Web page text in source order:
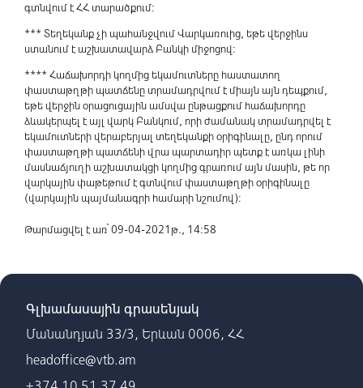
գտնվում է ՀՀ տարածքում:
*** Տեղեկանք չի պահանջվում Վարկառուից, եթե վերջինս
ստանում է աշխատավարձ Բանկի միջոցով:
**** Հաճախորդի կողմից եկամուտները հաստատող
փաստաթղթի պատճենը տրամադրվում է միայն այն դեպքում,
եթե վերջին օրացուցային ամսվա ընթացքում հաճախորդը
ձևակերպել է այլ վարկ Բանկում, որի ժամանակ տրամադրվել է
եկամուտների վերաբերյալ տեղեկանքի օրիգինալը, ընդ որում
փաստաթղթի պատճենի վրա պարտադիր պետք է առկա լինի
մասնաճյուղի աշխատակցի կողմից գրառում այն մասին, թե որ
վարկային փաթեթում է գտնվում փաստաթղթի օրիգինալը
(վարկային պայմանագրի համարի նշումով):
Թարմացվել է առ՝ 09-04-2021թ., 14:58
Գլխամասային գրասենյակ
Մանանդյան 33/3, Երևան 0006, ՀՀ
headoffice@vtb.am